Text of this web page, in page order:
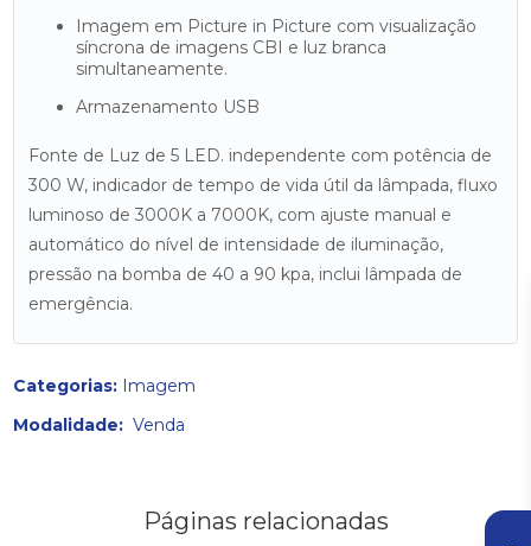
Imagem em Picture in Picture com visualização
síncrona de imagens CBI e luz branca
simultaneamente.
Armazenamento USB
Fonte de Luz de 5 LED. independente com potência de
300 W, indicador de tempo de vida útil da lâmpada, fluxo
luminoso de 3000K a 7000K, com ajuste manual e
automático do nível de intensidade de iluminação,
pressão na bomba de 40 a 90 kpa, inclui lâmpada de
emergência.
Categorias: Imagem
Modalidade:Venda
Páginas relacionadas